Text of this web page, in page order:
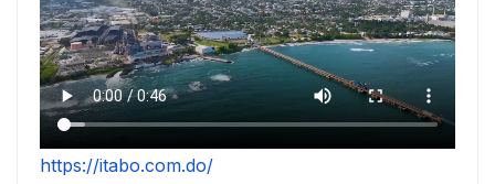
https://itabo.com.do/